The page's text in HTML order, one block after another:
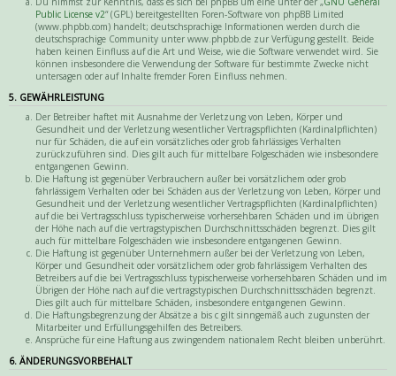
Public License v2“ (GPL) bereitgestellten Foren-Software von phpBB Limited
(www.phpbb.com) handelt; deutschsprachige Informationen werden durch die
deutschsprachige Community unter www.phpbb.de zur Verfügung gestellt. Beide
haben keinen Einfluss auf die Art und Weise, wie die Software verwendet wird. Sie
können insbesondere die Verwendung der Software für bestimmte Zwecke nicht
untersagen oder auf Inhalte fremder Foren Einfluss nehmen.
5. GEWÄHRLEISTUNG
Der Betreiber haftet mit Ausnahme der Verletzung von Leben, Körper und
Gesundheit und der Verletzung wesentlicher Vertragspflichten (Kardinalpflichten)
nur für Schäden, die auf ein vorsätzliches oder grob fahrlässiges Verhalten
zurückzuführen sind. Dies gilt auch für mittelbare Folgeschäden wie insbesondere
entgangenen Gewinn.
Die Haftung ist gegenüber Verbrauchern außer bei vorsätzlichem oder grob
fahrlässigem Verhalten oder bei Schäden aus der Verletzung von Leben, Körper und
Gesundheit und der Verletzung wesentlicher Vertragspflichten (Kardinalpflichten)
auf die bei Vertragsschluss typischerweise vorhersehbaren Schäden und im übrigen
der Höhe nach auf die vertragstypischen Durchschnittsschäden begrenzt. Dies gilt
auch für mittelbare Folgeschäden wie insbesondere entgangenen Gewinn.
Die Haftung ist gegenüber Unternehmern außer bei der Verletzung von Leben,
Körper und Gesundheit oder vorsätzlichem oder grob fahrlässigem Verhalten des
Betreibers auf die bei Vertragsschluss typischerweise vorhersehbaren Schäden und im
Übrigen der Höhe nach auf die vertragstypischen Durchschnittsschäden begrenzt.
Dies gilt auch für mittelbare Schäden, insbesondere entgangenen Gewinn.
Die Haftungsbegrenzung der Absätze a bis c gilt sinngemäß auch zugunsten der
Mitarbeiter und Erfüllungsgehilfen des Betreibers.
Ansprüche für eine Haftung aus zwingendem nationalem Recht bleiben unberührt.
6. ÄNDERUNGSVORBEHALT